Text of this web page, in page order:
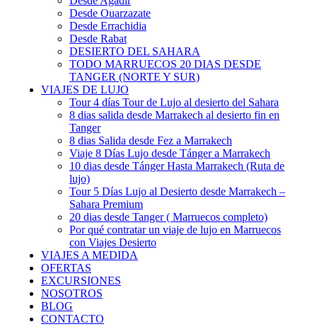
Desde Ouarzazate
Desde Errachidia
Desde Rabat
DESIERTO DEL SAHARA
TODO MARRUECOS 20 DIAS DESDE
TANGER (NORTE Y SUR)
VIAJES DE LUJO
Tour 4 días Tour de Lujo al desierto del Sahara
8 dias salida desde Marrakech al desierto fin en
Tanger
8 dias Salida desde Fez a Marrakech
Viaje 8 Días Lujo desde Tánger a Marrakech
10 dias desde Tánger Hasta Marrakech (Ruta de
lujo)
Tour 5 Días Lujo al Desierto desde Marrakech –
Sahara Premium
20 dias desde Tanger ( Marruecos completo)
Por qué contratar un viaje de lujo en Marruecos
con Viajes Desierto
VIAJES A MEDIDA
OFERTAS
EXCURSIONES
NOSOTROS
BLOG
CONTACTO